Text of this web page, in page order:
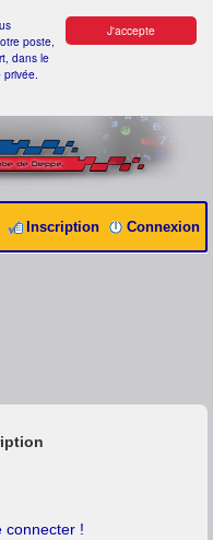
J'accepte
poste,
dans le
Connexion
Inscription
connecter !